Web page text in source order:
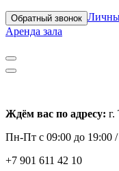
Обратный звонок
Аренда зала
Ждём вас по адресу: г.
Пн-Пт с 09:00 до 19:00 /
+7 901 611 42 10